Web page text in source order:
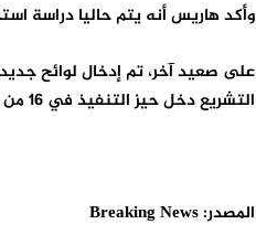
وأكد هاريس أنه يتم حاليا دراسة
على صعيد آخر، تم إدخال لوائح
التشريع دخل حيز التنفيذ في 16 من الشهر الجاري، مشددا على أنه سيعمل على تطبيق ذلك التشريع بشكل صارم.
المصدر:Breaking News